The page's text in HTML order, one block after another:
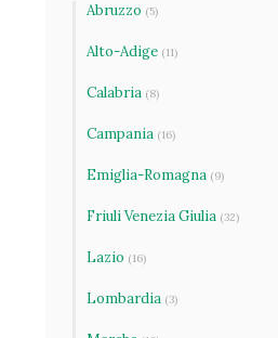
Abruzzo (5)
Alto-Adige (11)
Calabria (8)
Campania (16)
Emiglia-Romagna (9)
Friuli Venezia Giulia (32)
Lazio (16)
Lombardia (3)